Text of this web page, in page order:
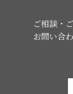
ご相談・
お問い合